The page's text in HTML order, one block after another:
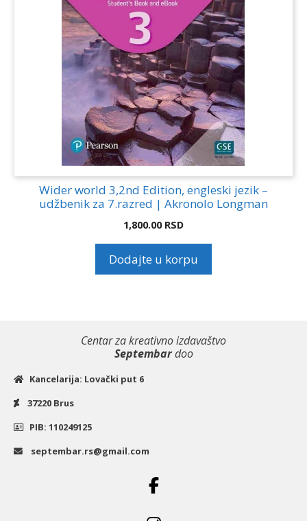
Wider world 3,2nd Edition, engleski jezik –
udžbenik za 7.razred | Akronolo Longman
1,800.00 RSD
Dodajte u korpu
Centar za kreativno izdavaštvo
Septembardoo
Kancelarija: Lovački put 6
37220 Brus
PIB: 110249125
septembar.rs@gmail.com